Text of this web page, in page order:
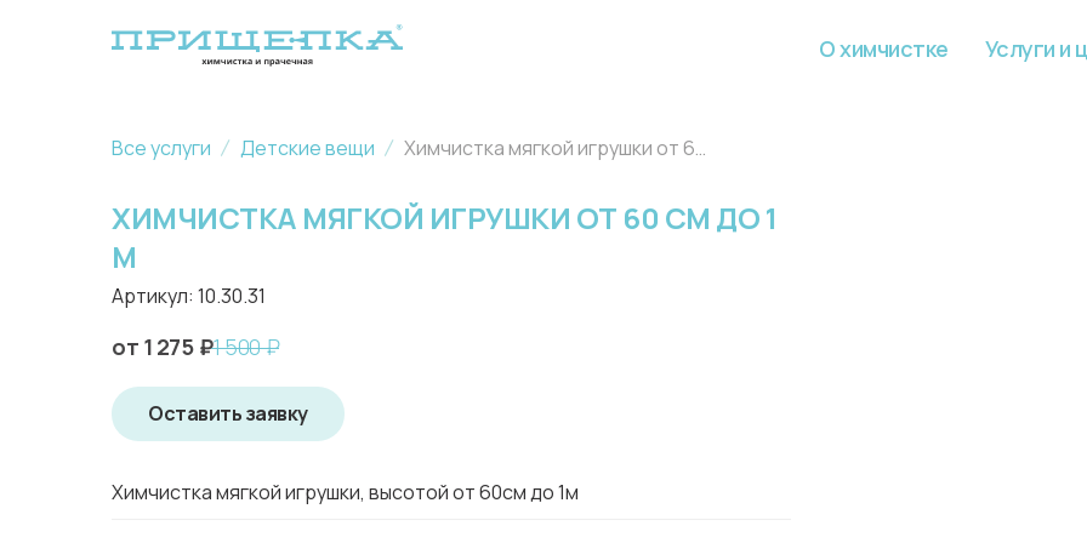
О химчистке Услуги и
Все услуги Детские вещи Химчистка мягкой игрушки от 60 см до 1 м
ХИМЧИСТКА МЯГКОЙ ИГРУШКИ ОТ 60 СМ ДО 1
М
Артикул: 10.30.31
1 275 ₽1 500₽
Оставить заявку
Химчистка мягкой игрушки, высотой от 60см до 1м